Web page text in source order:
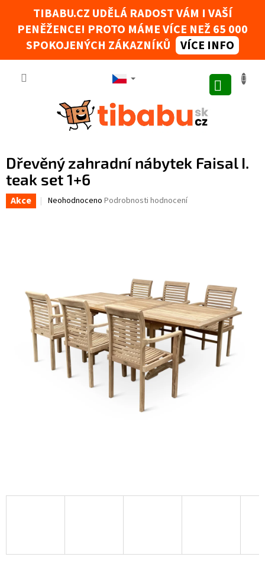
TIBABU.CZ UDĚLÁ RADOST VÁM I VAŠÍ
PENĚŽENCE! PROTO MÁME VÍCE NEŽ 65 000
SPOKOJENÝCH ZÁKAZNÍKŮ
VÍCE INFO
Dřevěný zahradní nábytek Faisal I.
teak set 1+6
Akce Průměrné hodnocení produktu je 0,0 z 5 hvězdiček.
Neohodnoceno Podrobnosti hodnocení
Tibabák - Váš AI rádce